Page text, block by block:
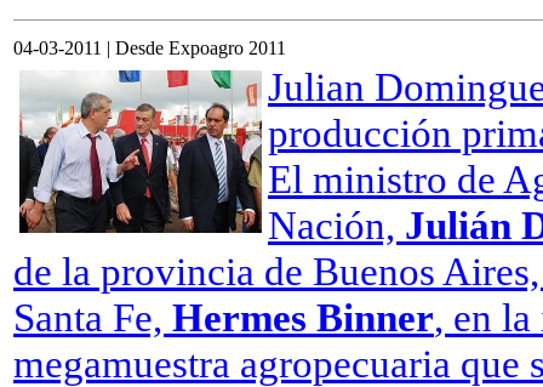
04-03-2011 | Desde Expoagro 2011
Julian
producción
El ministro de
Nación, Julián
de la provincia de Buenos
Santa Fe, Hermes Binner, en
megamuestra agropecuaria que